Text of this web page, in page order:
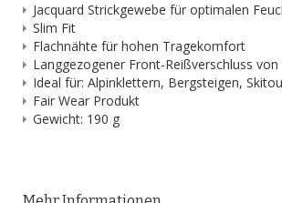
Jacquard Strickgewebe für optimalen
Slim Fit
Flachnähte für hohen Tragekomfort
Langgezogener Front-Reißverschluss von
Ideal für: Alpinklettern, Bergsteigen,
Fair Wear Produkt
Gewicht: 190 g